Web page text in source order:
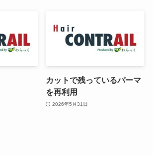
カットで残っているパーマ
を再利用
2026年5月31日